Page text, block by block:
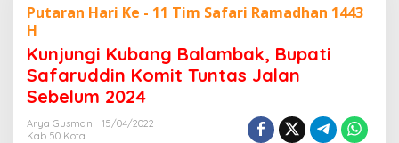
n
n
g
Putaran Hari Ke - 11 Tim Safari Ramadhan 1443
H
Kunjungi Kubang Balambak, Bupati
Safaruddin Komit Tuntas Jalan
Sebelum 2024
Arya Gusman
15/04/2022
Kab 50 Kota